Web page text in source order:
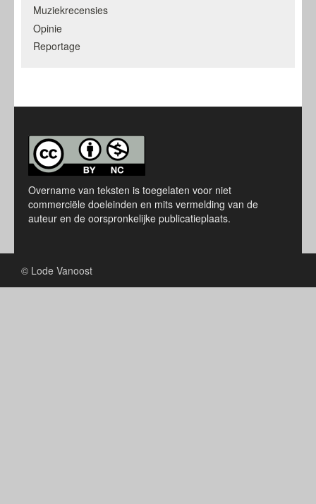
Muziekrecensies
Opinie
Reportage
Overname van teksten is toegelaten voor niet
commerciële doeleinden en mits vermelding van de
auteur en de oorspronkelijke publicatieplaats.
© Lode Vanoost